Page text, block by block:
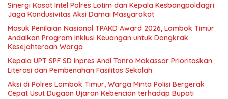
Sinergi Kasat Intel Polres Lotim dan Kepala Kesbangpoldagri
Jaga Kondusivitas Aksi Damai Masyarakat
Masuk Penilaian Nasional TPAKD Award 2026, Lombok Timur
Andalkan Program Inklusi Keuangan untuk Dongkrak
Kesejahteraan Warga
Kepala UPT SPF SD Inpres Andi Tonro Makassar Prioritaskan
Literasi dan Pembenahan Fasilitas Sekolah
Aksi di Polres Lombok Timur, Warga Minta Polisi Bergerak
Cepat Usut Dugaan Ujaran Kebencian terhadap Bupati